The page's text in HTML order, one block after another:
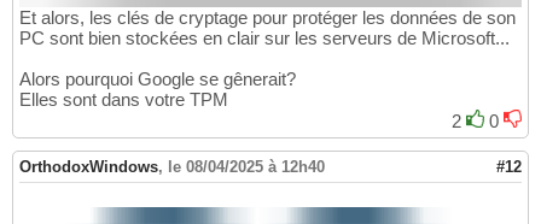
Et alors, les clés de cryptage pour protéger les données de son
PC sont bien stockées en clair sur les serveurs de Microsoft...
Alors pourquoi Google se gênerait?
Elles sont dans votre TPM
2
0
OrthodoxWindows, le 08/04/2025 à 12h40 #12